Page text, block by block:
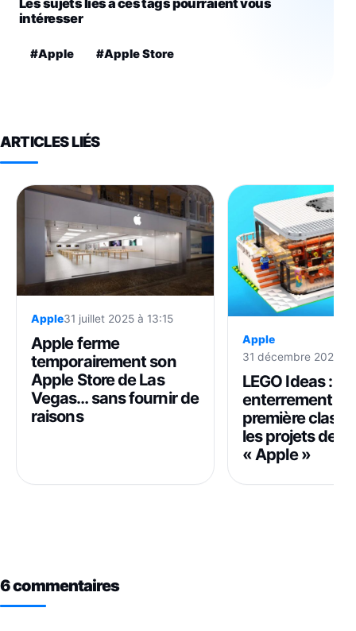
intéresser
#Apple #Apple Store
ARTICLES LIÉS
Apple31 juillet 2025 à 13:15
Apple ferme
temporairement son
Apple Store de Las
Vegas… sans fournir de
raisons
Apple
31 décembre 2025 à
LEGO Ideas :
enterrement de
première
les projets de
« Apple »
6 commentaires